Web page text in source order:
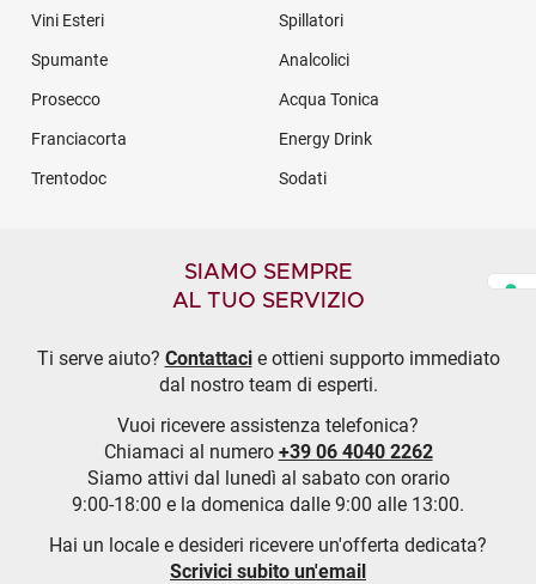
Vini Esteri Spillatori
Spumante Analcolici
Prosecco Acqua Tonica
Franciacorta Energy Drink
Trentodoc Sodati
SIAMO SEMPRE
AL TUO SERVIZIO
Ti serve aiuto? Contattacie ottieni supporto immediato
dal nostro team di esperti.
Vuoi ricevere assistenza telefonica?
Chiamaci al numero +39 06 4040 2262
Siamo attivi dal lunedì al sabato con orario
9:00-18:00 e la domenica dalle 9:00 alle 13:00.
Hai un locale e desideri ricevere un'offerta dedicata?
Scrivici subito un'email